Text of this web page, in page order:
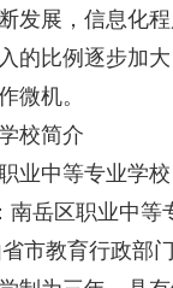
发展，信息化
的比例逐步加
微机。
校简介
业中等专业学
南岳区职业中等
市教育行政部